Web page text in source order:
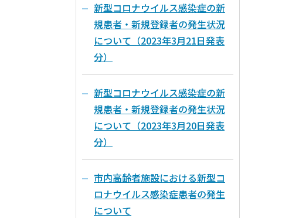
新型コロナウイルス感染症の新
規患者・新規登録者の発生状況
について（2023年3月21日発表
分）
新型コロナウイルス感染症の新
規患者・新規登録者の発生状況
について（2023年3月20日発表
分）
市内高齢者施設における新型コ
ロナウイルス感染症患者の発生
について